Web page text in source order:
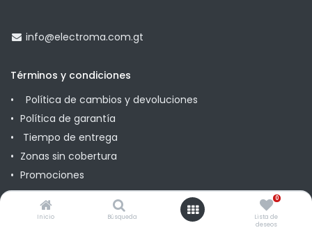
Inicio Búsqueda
0
Lista de
deseos
info@electroma.com.gt
Términos y condiciones
Política de cambios y devoluciones
Política de garantía
Tiempo de entrega
Zonas sin cobertura
Promociones
Comunícate con nosotros